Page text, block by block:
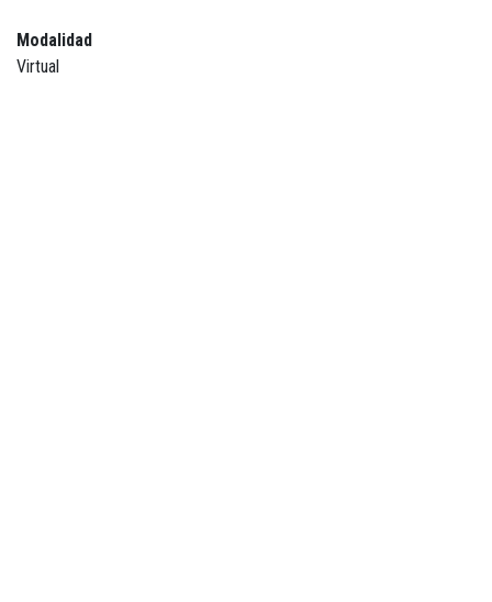
Modalidad
Virtual